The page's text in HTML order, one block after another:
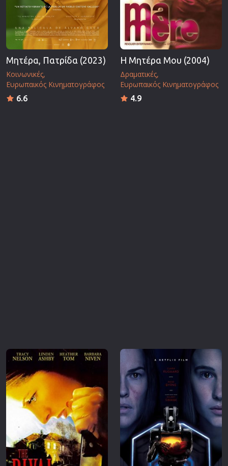
Μητέρα, Πατρίδα (2023)
Κοινωνικές
Ευρωπαικός Κινηματογράφος
6.6
Η Μητέρα Μου (2004)
Δραματικές
Ευρωπαικός Κινηματογράφος
4.9